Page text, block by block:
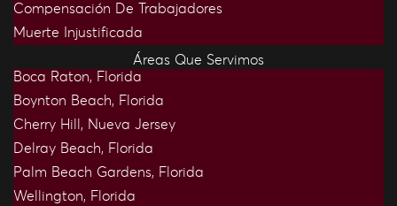
Compensación De Trabajadores
Muerte Injustificada
Áreas Que Servimos
Boca Raton, Florida
Boynton Beach, Florida
Cherry Hill, Nueva Jersey
Delray Beach, Florida
Palm Beach Gardens, Florida
Wellington, Florida